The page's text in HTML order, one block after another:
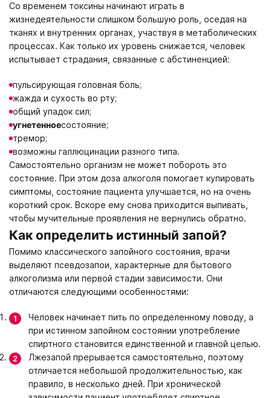
Со временем токсины начинают играть в
жизнедеятельности слишком большую роль, оседая на
тканях и внутренних органах, участвуя в метаболических
процессах. Как только их уровень снижается, человек
испытывает страдания, связанные с абстиненцией:
пульсирующая головная боль;
жажда и сухость во рту;
общий упадок сил;
угнетенноесостояние;
тремор;
возможны галлюцинации разного типа.
Самостоятельно организм не может побороть это
состояние. При этом доза алкоголя помогает купировать
симптомы, состояние пациента улучшается, но на очень
короткий срок. Вскоре ему снова приходится выпивать,
чтобы мучительные проявления не вернулись обратно.
Как определить истинный запой?
Помимо классического запойного состояния, врачи
выделяют псевдозапои, характерные для бытового
алкоголизма или первой стадии зависимости. Они
отличаются следующими особенностями:
Человек начинает пить по определенному поводу, а
при истинном запойном состоянии употребление
спиртного становится единственной и главной целью.
Лжезапой прерывается самостоятельно, поэтому
отличается небольшой продолжительностью, как
правило, в несколько дней. При хронической